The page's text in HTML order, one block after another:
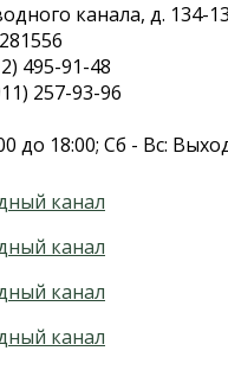
канала, д. 134-
495-91-48
257-93-96
до 18:00; Сб - Вс: